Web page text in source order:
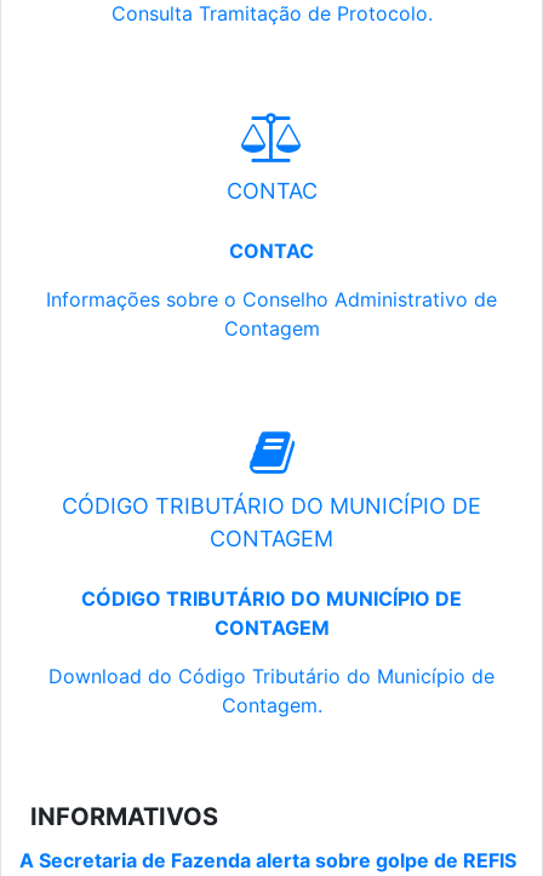
Consulta Tramitação de Protocolo.
CONTAC
CONTAC
Informações sobre o Conselho Administrativo de
Contagem
CÓDIGO TRIBUTÁRIO DO MUNICÍPIO DE
CONTAGEM
CÓDIGO TRIBUTÁRIO DO MUNICÍPIO DE
CONTAGEM
Download do Código Tributário do Município de
Contagem.
INFORMATIVOS
A Secretaria de Fazenda alerta sobre golpe de REFIS